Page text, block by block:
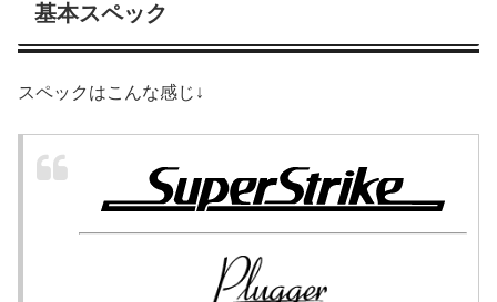
基本スペック
スペックはこんな感じ↓